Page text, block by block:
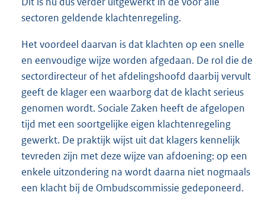
sectoren geldende klachtenregeling.
Het voordeel daarvan is dat klachten op een snelle
en eenvoudige wijze worden afgedaan. De rol die de
sectordirecteur of het afdelingshoofd daarbij vervult
geeft de klager een waarborg dat de klacht serieus
genomen wordt. Sociale Zaken heeft de afgelopen
tijd met een soortgelijke eigen klachtenregeling
gewerkt. De praktijk wijst uit dat klagers kennelijk
tevreden zijn met deze wijze van afdoening: op een
enkele uitzondering na wordt daarna niet nogmaals
een klacht bij de Ombudscommissie gedeponeerd.